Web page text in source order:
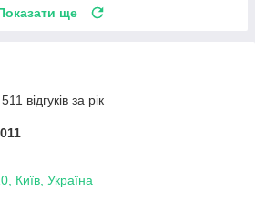
ще
відгуків за рік
Київ, Україна